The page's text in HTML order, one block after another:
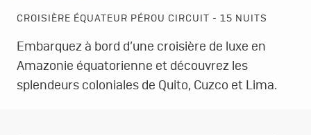
CROISIÈRE ÉQUATEUR PÉROU CIRCUIT - 15 NUITS
Embarquez à bord d’une croisière de luxe en
Amazonie équatorienne et découvrez les
splendeurs coloniales de Quito, Cuzco et Lima.